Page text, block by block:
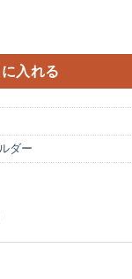
C シルバー 個
入れる
ダー